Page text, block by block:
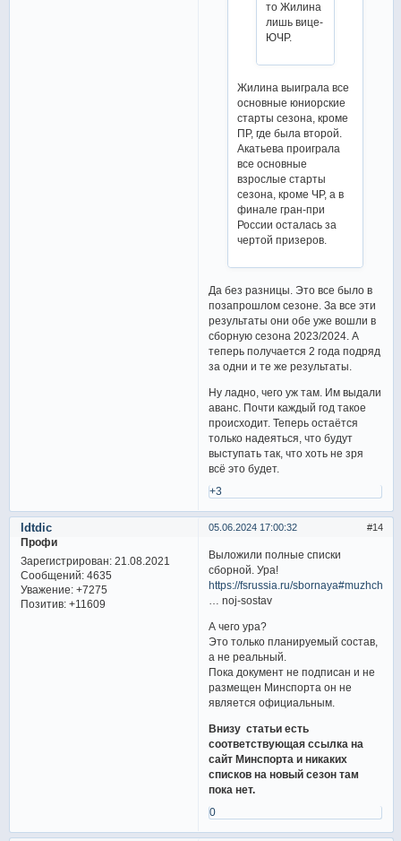
то Жилина
лишь вице-
ЮЧР.
Жилина выиграла все
основные юниорские
старты сезона, кроме
ПР, где была второй.
Акатьева проиграла
все основные
взрослые старты
сезона, кроме ЧР, а в
финале гран-при
России осталась за
чертой призеров.
Да без разницы. Это все было в
позапрошлом сезоне. За все эти
результаты они обе уже вошли в
сборную сезона 2023/2024. А
теперь получается 2 года подряд
за одни и те же результаты.
Ну ладно, чего уж там. Им выдали
аванс. Почти каждый год такое
происходит. Теперь остаётся
только надеяться, что будут
выступать так, что хоть не зря
всё это будет.
+3
14
05.06.2024 17:00:32
Idtdic
Профи
Зарегистрирован: 21.08.2021
Сообщений:4635
Уважение: +7275
Позитив: +11609
Выложили полные списки
сборной. Ура!
https://fsrussia.ru/sbornaya#muzhchiny-
… noj-sostav
А чего ура?
Это только планируемый состав,
а не реальный.
Пока документ не подписан и не
размещен Минспорта он не
является официальным.
Внизу статьи есть
соответствующая ссылка на
сайт Минспорта и никаких
списков на новый сезон там
пока нет.
0